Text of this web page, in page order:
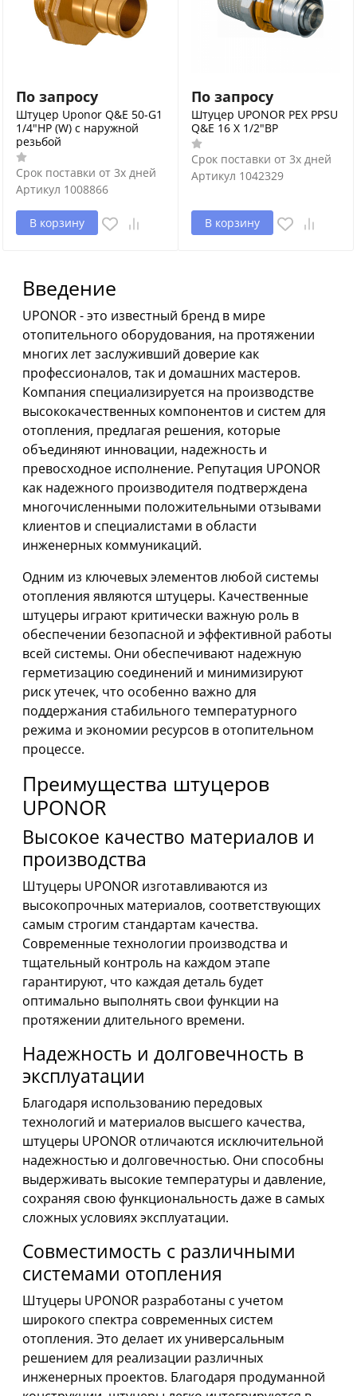
По запросу
Штуцер Uponor Q&E 50-G1
1/4"НР (W) с наружной
резьбой
Срок поставки от 3х дней
Артикул 1008866
В корзину
По запросу
Штуцер UPONOR РЕХ PPSU
Q&E 16 X 1/2"ВР
Срок поставки от 3х дней
Артикул 1042329
В корзину
Введение
UPONOR - это известный бренд в мире
отопительного оборудования, на протяжении
многих лет заслуживший доверие как
профессионалов, так и домашних мастеров.
Компания специализируется на производстве
высококачественных компонентов и систем для
отопления, предлагая решения, которые
объединяют инновации, надежность и
превосходное исполнение. Репутация UPONOR
как надежного производителя подтверждена
многочисленными положительными отзывами
клиентов и специалистами в области
инженерных коммуникаций.
Одним из ключевых элементов любой системы
отопления являются штуцеры. Качественные
штуцеры играют критически важную роль в
обеспечении безопасной и эффективной работы
всей системы. Они обеспечивают надежную
герметизацию соединений и минимизируют
риск утечек, что особенно важно для
поддержания стабильного температурного
режима и экономии ресурсов в отопительном
процессе.
Преимущества штуцеров
UPONOR
Высокое качество материалов и
производства
Штуцеры UPONOR изготавливаются из
высокопрочных материалов, соответствующих
самым строгим стандартам качества.
Современные технологии производства и
тщательный контроль на каждом этапе
гарантируют, что каждая деталь будет
оптимально выполнять свои функции на
протяжении длительного времени.
Надежность и долговечность в
эксплуатации
Благодаря использованию передовых
технологий и материалов высшего качества,
штуцеры UPONOR отличаются исключительной
надежностью и долговечностью. Они способны
выдерживать высокие температуры и давление,
сохраняя свою функциональность даже в самых
сложных условиях эксплуатации.
Совместимость с различными
системами отопления
Штуцеры UPONOR разработаны с учетом
широкого спектра современных систем
отопления. Это делает их универсальным
решением для реализации различных
инженерных проектов. Благодаря продуманной